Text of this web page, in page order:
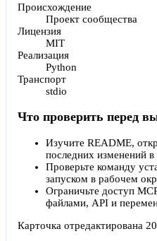
Происхождение
Проект сообщества
Лицензия
MIT
Реализация
Python
Транспорт
stdio
Что проверить перед
Изучите README,
последних изменений в
Проверьте команду
запуском в рабочем
Ограничьте доступ
файлами, API и
Карточка отредактирована